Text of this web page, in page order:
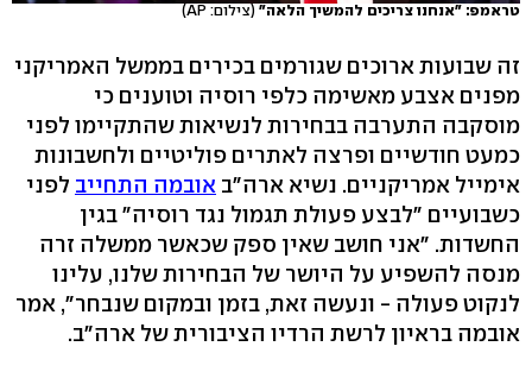
טראמפ: "אנחנו צריכים להמשיך הלאה" (צילום: AP)
זה שבועות ארוכים שגורמים בכירים בממשל האמריקני
מפנים אצבע מאשימה כלפי רוסיה וטוענים כי
מוסקבה התערבה בבחירות לנשיאות שהתקיימו לפני
כמעט חודשיים ופרצה לאתרים פוליטיים ולחשבונות
אימייל אמריקניים. נשיא ארה"ב אובמה התחייב לפני
כשבועיים "לבצע פעולת תגמול נגד רוסיה" בגין
החשדות. "אני חושב שאין ספק שכאשר ממשלה זרה
מנסה להשפיע על היושר של הבחירות שלנו, עלינו
לנקוט פעולה - ונעשה זאת, בזמן ובמקום שנבחר", אמר
אובמה בראיון לרשת הרדיו הציבורית של ארה"ב.